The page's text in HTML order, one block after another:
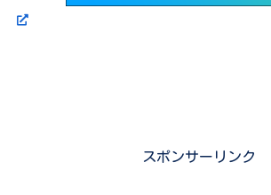
スポンサーリンク